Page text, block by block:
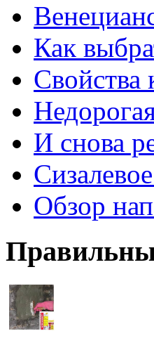
Как
Свойства
И снова
Обзор